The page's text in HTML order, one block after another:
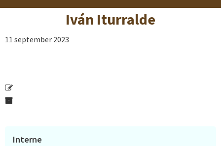
Iván Iturralde
11 september 2023
Primaire
Interne